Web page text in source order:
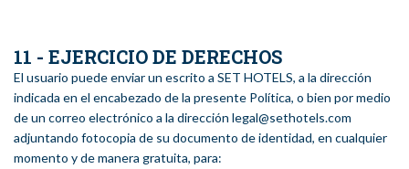
11 - EJERCICIO DE DERECHOS
El usuario puede enviar un escrito a SET HOTELS, a la dirección
indicada en el encabezado de la presente Política, o bien por medio
de un correo electrónico a la dirección legal@sethotels.com
adjuntando fotocopia de su documento de identidad, en cualquier
momento y de manera gratuita, para: